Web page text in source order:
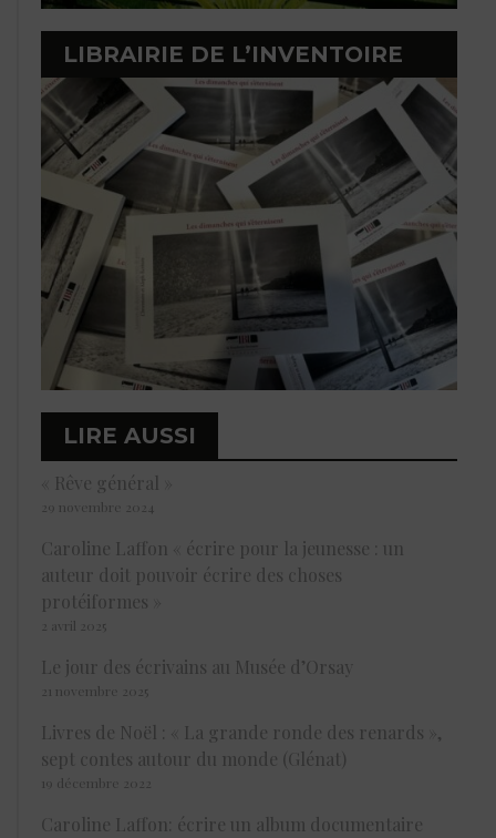
LIBRAIRIE DE L’INVENTOIRE
LIRE AUSSI
« Rêve général »
29 novembre 2024
Caroline Laffon « écrire pour la jeunesse : un
auteur doit pouvoir écrire des choses
protéiformes »
2 avril 2025
Le jour des écrivains au Musée d’Orsay
21 novembre 2025
Livres de Noël : « La grande ronde des renards »,
sept contes autour du monde (Glénat)
19 décembre 2022
Caroline Laffon: écrire un album documentaire